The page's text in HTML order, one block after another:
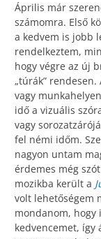
Április már
számomra. Első
a kedvem is jobb
rendelkeztem,
hogy végre az új
„túrák”
vagy
idő a vizuális
vagy
fel némi időm.
nagyon untam
érdemes még
mozikba került a
volt lehetőségem
mondanom, hogy
kedvencemet, így